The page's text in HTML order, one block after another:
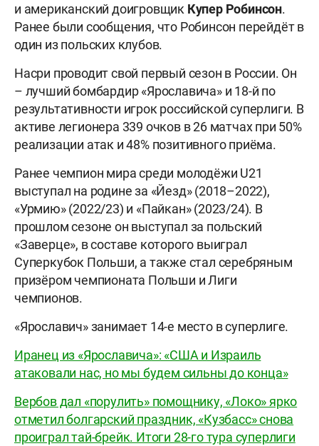
и американский доигровщик Купер Робинсон.
Ранее были сообщения, что Робинсон перейдёт в
один из польских клубов.
Насри проводит свой первый сезон в России. Он
– лучший бомбардир «Ярославича» и 18-й по
результативности игрок российской суперлиги. В
активе легионера 339 очков в 26 матчах при 50%
реализации атак и 48% позитивного приёма.
Ранее чемпион мира среди молодёжи U21
выступал на родине за «Йезд» (2018–2022),
«Урмию» (2022/23) и «Пайкан» (2023/24). В
прошлом сезоне он выступал за польский
«Заверце», в составе которого выиграл
Суперкубок Польши, а также стал серебряным
призёром чемпионата Польши и Лиги
чемпионов.
«Ярославич» занимает 14-е место в суперлиге.
Иранец из «Ярославича»: «США и Израиль
атаковали нас, но мы будем сильны до конца»
Вербов дал «порулить» помощнику, «Локо» ярко
отметил болгарский праздник, «Кузбасс» снова
проиграл тай-брейк. Итоги 28-го тура суперлиги